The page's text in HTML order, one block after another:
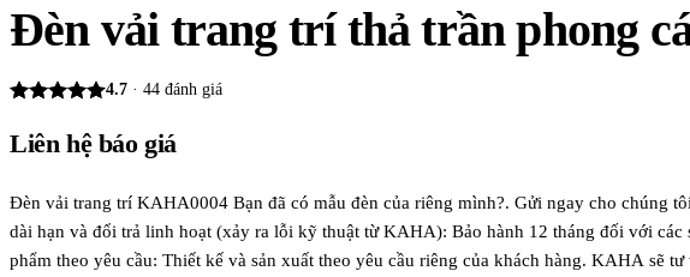
Đèn vải trang trí thả trần phong
4.7 · 44 đánh giá
Liên hệ báo giá
Đèn vải trang trí KAHA0004 Bạn đã có mẫu đèn của riêng mình?. Gửi ngay cho
dài hạn và đổi trả linh hoạt (xảy ra lỗi kỹ thuật từ KAHA): Bảo hành 12 tháng đối với
phẩm theo yêu cầu: Thiết kế và sản xuất theo yêu cầu riêng của khách hàng. KAHA sẽ